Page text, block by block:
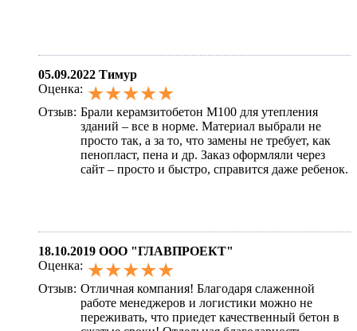
05.09.2022 Тимур
Оценка: ★★★★★
Отзыв: Брали керамзитобетон М100 для утепления
зданий – все в норме. Материал выбрали не
просто так, а за то, что замены не требует, как
пенопласт, пена и др. Заказ оформляли через
сайт – просто и быстро, справится даже ребенок.
18.10.2019 ООО "ГЛАВПРОЕКТ"
Оценка: ★★★★★
Отзыв: Отличная компания! Благодаря слаженной
работе менеджеров и логистики можно не
переживать, что приедет качественный бетон в